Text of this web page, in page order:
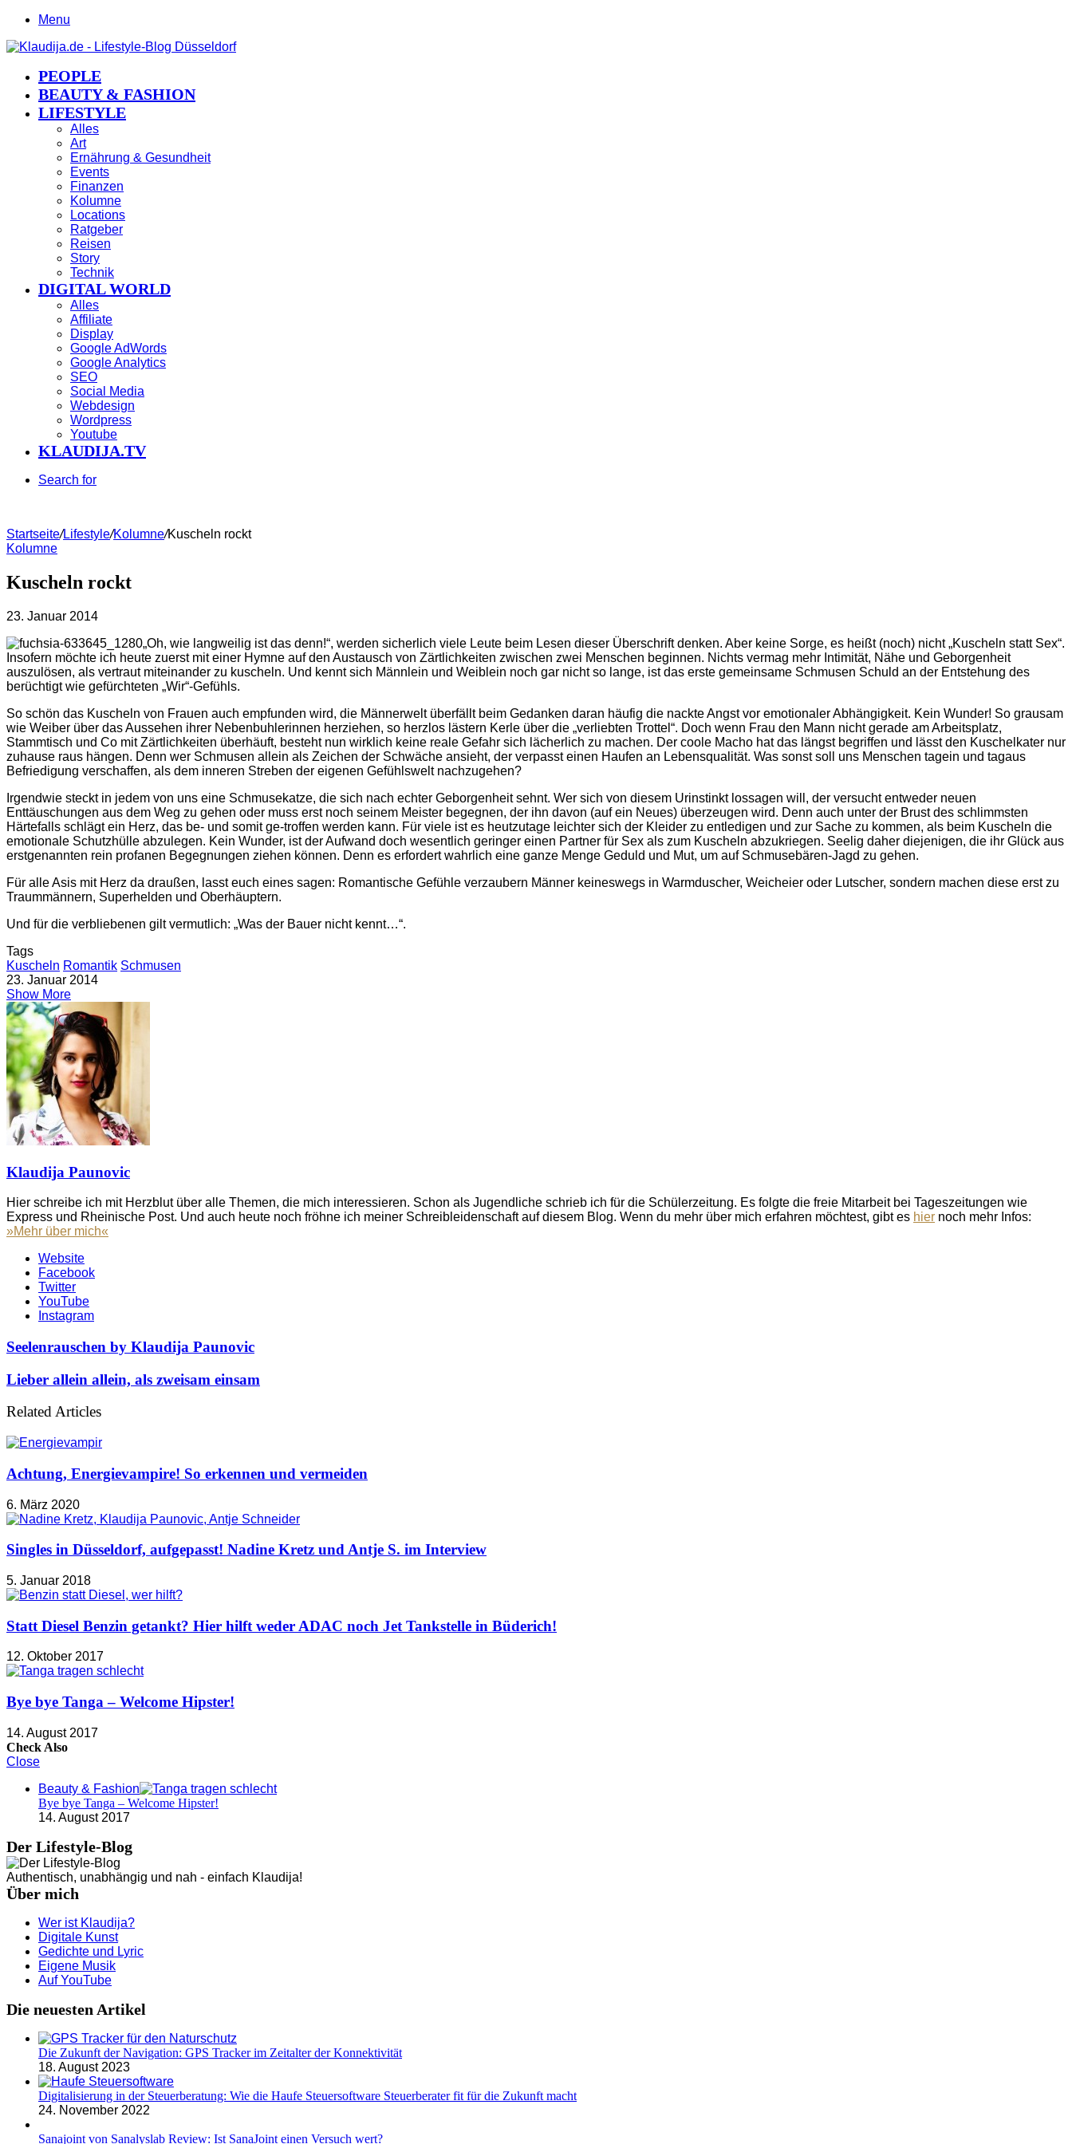
Menu
PEOPLE
BEAUTY & FASHION
LIFESTYLE
Alles
Art
Ernährung & Gesundheit
Events
Finanzen
Kolumne
Locations
Ratgeber
Reisen
Story
Technik
DIGITAL WORLD
Alles
Affiliate
Display
Google AdWords
Google Analytics
SEO
Social Media
Webdesign
Wordpress
Youtube
KLAUDIJA.TV
Search for
Startseite/Lifestyle/Kolumne/Kuscheln rockt
Kolumne
Kuscheln rockt
23. Januar 2014
„Oh, wie langweilig ist das denn!“, werden sicherlich viele Leute beim Lesen dieser Überschrift denken. Aber keine Sorge, es heißt (noch) nicht „Kuscheln statt Sex“.
Insofern möchte ich heute zuerst mit einer Hymne auf den Austausch von Zärtlichkeiten zwischen zwei Menschen beginnen. Nichts vermag mehr Intimität, Nähe und Geborgenheit
auszulösen, als vertraut miteinander zu kuscheln. Und kennt sich Männlein und Weiblein noch gar nicht so lange, ist das erste gemeinsame Schmusen Schuld an der Entstehung des
berüchtigt wie gefürchteten „Wir“-Gefühls.
So schön das Kuscheln von Frauen auch empfunden wird, die Männerwelt überfällt beim Gedanken daran häufig die nackte Angst vor emotionaler Abhängigkeit. Kein Wunder! So grausam
wie Weiber über das Aussehen ihrer Nebenbuhlerinnen herziehen, so herzlos lästern Kerle über die „verliebten Trottel“. Doch wenn Frau den Mann nicht gerade am Arbeitsplatz,
Stammtisch und Co mit Zärtlichkeiten überhäuft, besteht nun wirklich keine reale Gefahr sich lächerlich zu machen. Der coole Macho hat das längst begriffen und lässt den Kuschelkater nur
zuhause raus hängen. Denn wer Schmusen allein als Zeichen der Schwäche ansieht, der verpasst einen Haufen an Lebensqualität. Was sonst soll uns Menschen tagein und tagaus
Befriedigung verschaffen, als dem inneren Streben der eigenen Gefühlswelt nachzugehen?
Irgendwie steckt in jedem von uns eine Schmusekatze, die sich nach echter Geborgenheit sehnt. Wer sich von diesem Urinstinkt lossagen will, der versucht entweder neuen
Enttäuschungen aus dem Weg zu gehen oder muss erst noch seinem Meister begegnen, der ihn davon (auf ein Neues) überzeugen wird. Denn auch unter der Brust des schlimmsten
Härtefalls schlägt ein Herz, das be- und somit ge-troffen werden kann. Für viele ist es heutzutage leichter sich der Kleider zu entledigen und zur Sache zu kommen, als beim Kuscheln die
emotionale Schutzhülle abzulegen. Kein Wunder, ist der Aufwand doch wesentlich geringer einen Partner für Sex als zum Kuscheln abzukriegen. Seelig daher diejenigen, die ihr Glück aus
erstgenannten rein profanen Begegnungen ziehen können. Denn es erfordert wahrlich eine ganze Menge Geduld und Mut, um auf Schmusebären-Jagd zu gehen.
Für alle Asis mit Herz da draußen, lasst euch eines sagen: Romantische Gefühle verzaubern Männer keineswegs in Warmduscher, Weicheier oder Lutscher, sondern machen diese erst zu
Traummännern, Superhelden und Oberhäuptern.
Und für die verbliebenen gilt vermutlich: „Was der Bauer nicht kennt…“.
Tags
Kuscheln Romantik Schmusen
23. Januar 2014
Show More
Klaudija Paunovic
Hier schreibe ich mit Herzblut über alle Themen, die mich interessieren. Schon als Jugendliche schrieb ich für die Schülerzeitung. Es folgte die freie Mitarbeit bei Tageszeitungen wie
Express und Rheinische Post. Und auch heute noch fröhne ich meiner Schreibleidenschaft auf diesem Blog. Wenn du mehr über mich erfahren möchtest, gibt es hier noch mehr Infos:
»Mehr über mich«
Website
Facebook
Twitter
YouTube
Instagram
Seelenrauschen by Klaudija Paunovic
Lieber allein allein, als zweisam einsam
Related Articles
Achtung, Energievampire! So erkennen und vermeiden
6. März 2020
Singles in Düsseldorf, aufgepasst! Nadine Kretz und Antje S. im Interview
5. Januar 2018
Statt Diesel Benzin getankt? Hier hilft weder ADAC noch Jet Tankstelle in Büderich!
12. Oktober 2017
Bye bye Tanga – Welcome Hipster!
14. August 2017
Check Also
Close
Beauty & Fashion
Bye bye Tanga – Welcome Hipster!
14. August 2017
Der Lifestyle-Blog
Authentisch, unabhängig und nah - einfach Klaudija!
Über mich
Wer ist Klaudija?
Digitale Kunst
Gedichte und Lyric
Eigene Musik
Auf YouTube
Die neuesten Artikel
Die Zukunft der Navigation: GPS Tracker im Zeitalter der Konnektivität
18. August 2023
Digitalisierung in der Steuerberatung: Wie die Haufe Steuersoftware Steuerberater fit für die Zukunft macht
24. November 2022
Sanajoint von Sanalyslab Review: Ist SanaJoint einen Versuch wert?